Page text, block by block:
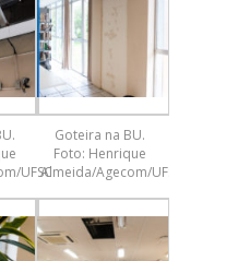
UFSC
Goteira na BU.
Foto: Henrique
Almeida/Agecom/UFSC